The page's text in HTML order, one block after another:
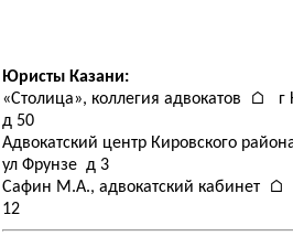
Юристы Казани:
«Столица», коллегия адвокатов ⌂ г
д 50
Адвокатский центр Кировского
ул Фрунзе д 3
Сафин М.А., адвокатский кабинет ⌂
12